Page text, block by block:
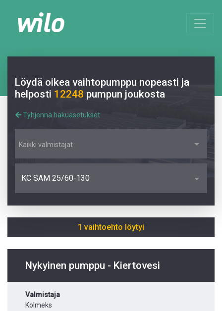
Löydä oikea vaihtopumppu nopeasti ja
helposti 12248 pumpun joukosta
Tyhjennä hakuasetukset
Kaikki valmistajat
KC SAM 25/60-130
1 vaihtoehto löytyi
Nykyinen pumppu - Kiertovesi
Valmistaja
Kolmeks